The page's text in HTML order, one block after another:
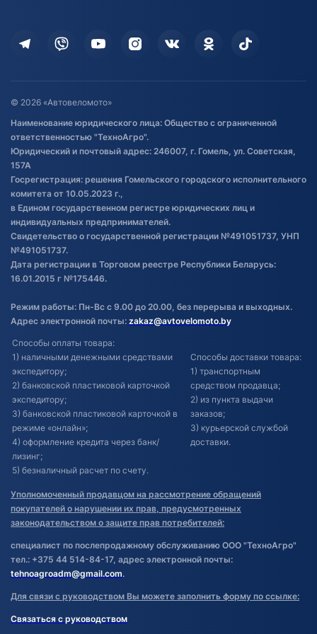
Дополнительные услуги
Оставить отзыв
Договор публичной оферты
Обработка файлов cookie
Постановка транспорта на учет
Обновления в ЭПТС 2024
© 2026 «Автовеломото»
Наименование юридического лица: Общество с ограниченной
ответственностью "ТехноАгро".
Юридический и почтовый адрес: 246007, г. Гомель, ул. Советская,
157А
Госрегистрация: решения Гомельского городского исполнительного
комитета от 10.05.2023 г.,
в Едином государственном регистре юридических лиц и
индивидуальных предпринимателей.
Свидетельство о государственной регистрации №491051737, УНП
№491051737.
Дата регистрации в Торговом реестре Республики Беларусь:
16.01.2015 г №175446.
Режим работы: Пн-Вс с 9.00 до 20.00, без перерыва и выходных.
Адрес электронной почты: zakaz@avtovelomoto.by
Способы оплаты товара:
1) наличными денежными средствами
экспедитору;
2) банковской пластиковой карточкой
экспедитору;
3) банковской пластиковой карточкой в
режиме «онлайн»;
4) оформление кредита через банк/
лизинг;
5) безналичный расчет по счету.
Способы доставки товара:
1) транспортным
средством продавца;
2) из пункта выдачи
заказов;
3) курьерской службой
доставки.
Уполномоченный продавцом на рассмотрение обращений
покупателей о нарушении их прав, предусмотренных
законодательством о защите прав потребителей:
специалист по послепродажному обслуживанию ООО "ТехноАгро"
тел.: +375 44 514-84-17, адрес электронной почты:
tehnoagroadm@gmail.com.
Для связи с руководством Вы можете заполнить форму по ссылке:
Связаться с руководством